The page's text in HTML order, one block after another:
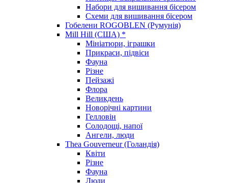
Набори для вишивання бісером
Схеми для вишивання бісером
Гобелени ROGOBLEN (Румунія)
Mill Hill (США) *
Мініатюри, іграшки
Прикраси, підвіси
Фауна
Різне
Пейзажі
Флора
Великдень
Новорічні картини
Гелловін
Солодощі, напої
Ангели, люди
Thea Gouverneur (Голандія)
Квіти
Різне
Фауна
Люди